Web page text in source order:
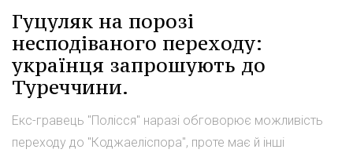
Гуцуляк на порозі
несподіваного переходу:
українця запрошують до
Туреччини.
Екс-гравець "Полісся" наразі обговорює можливість
переходу до "Коджаеліспора", проте має й інші